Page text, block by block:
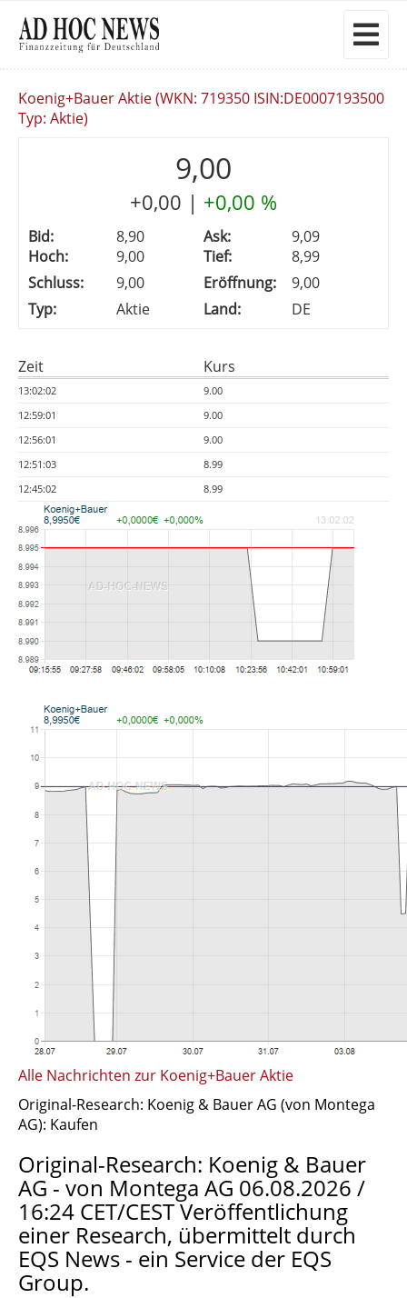
Koenig+Bauer Aktie (WKN: 719350 ISIN:DE0007193500
Typ: Aktie)
9,00
+0,00 | +0,00 %
Bid: 8,90 Ask:
9,09
Hoch:
9,00 Tief:
8,99
Schluss:
9,00 Eröffnung:
9,00
Typ:
Aktie Land: DE
Zeit Kurs
13:02:02
9.00
12:59:01
9.00
12:56:01
9.00
12:51:03
8.99
12:45:02
8.99
Alle Nachrichten zur Koenig+Bauer Aktie
Original-Research: Koenig & Bauer AG (von Montega
AG): Kaufen
Original-Research: Koenig & Bauer
AG - von Montega AG 06.08.2026 /
16:24 CET/CEST Veröffentlichung
einer Research, übermittelt durch
EQS News - ein Service der EQS
Group.